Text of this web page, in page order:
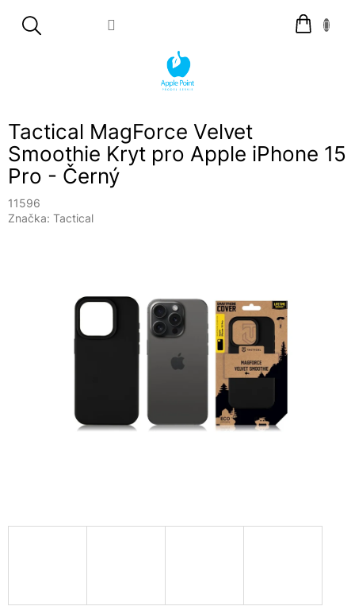
Nákupní
košík
Tactical MagForce Velvet
Smoothie Kryt pro Apple iPhone 15
Pro - Černý
11596
Značka: Tactical